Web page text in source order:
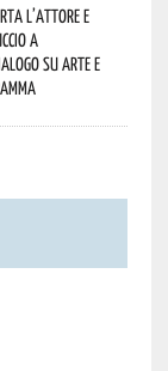
l’attore e
a
su arte e